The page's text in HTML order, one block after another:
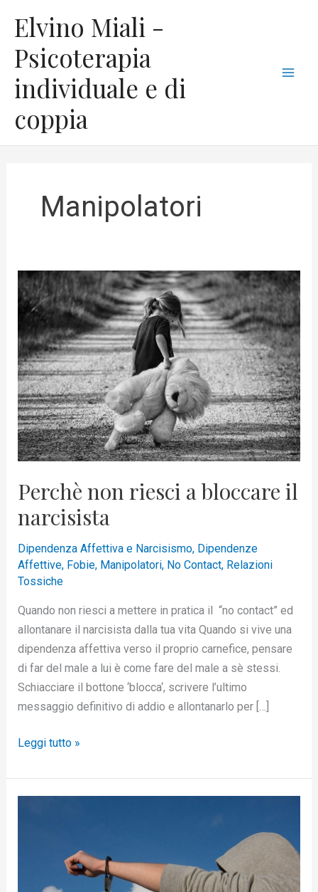
contenuto
Elvino Miali -
Psicoterapia
individuale e di
coppia
Manipolatori
Perchè non riesci a bloccare il
narcisista
Dipendenza Affettiva e Narcisismo, Dipendenze
Affettive, Fobie, Manipolatori, No Contact, Relazioni
Tossiche
Quando non riesci a mettere in pratica il “no contact” ed
allontanare il narcisista dalla tua vita Quando si vive una
dipendenza affettiva verso il proprio carnefice, pensare
di far del male a lui è come fare del male a sè stessi.
Schiacciare il bottone ‘blocca‘, scrivere l’ultimo
messaggio definitivo di addio e allontanarlo per […]
Perchè
non
riesci
a
bloccare
il
narcisista
Leggi tutto »
a
t
e
g
o
r